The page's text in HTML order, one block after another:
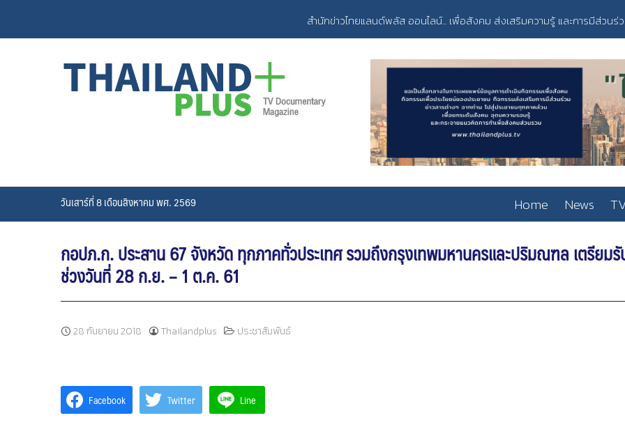
content
สำนักข่าวไทยแลนด์พลัส ออนไลน์... เพื่อสังคม ส่งเสริมความรู้ และการมีส่วนร่
วันเสาร์ที่ 8 เดือนสิงหาคม พศ. 2569 Home News
กอปภ.ก. ประสาน 67 จังหวัด ทุกภาคทั่วประเทศ รวมถึงกรุงเทพมหานครและปริมณฑล เตรียม
ช่วงวันที่ 28 ก.ย. – 1 ต.ค. 61
28 กันยายน 2018 Thailandplus ประชาสัมพันธ์
Facebook Twitter Line